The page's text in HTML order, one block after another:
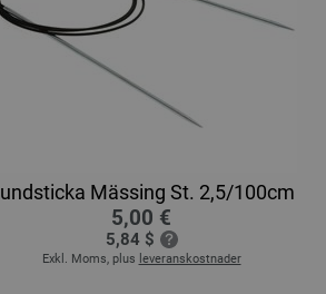
Mässing St. 2,5/100cm
5,00 €
5,84 $
Exkl. Moms, plus leveranskostnader